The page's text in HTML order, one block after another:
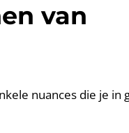
van
nuances die je in